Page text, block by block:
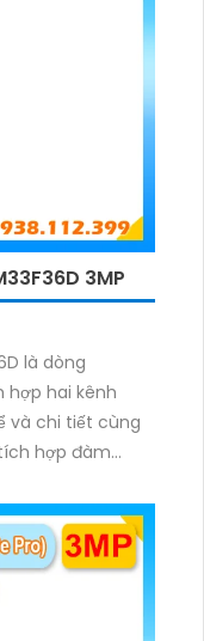
3MP
là dòng
hợp hai kênh
và chi tiết cùng
hợp đàm